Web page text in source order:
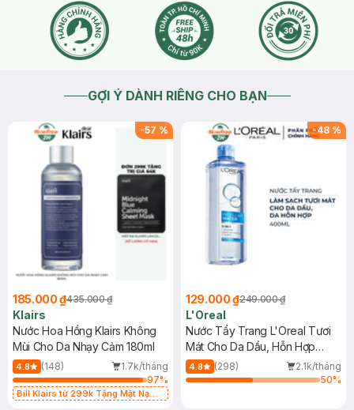
GỢI Ý DÀNH RIÊNG CHO BẠN
-57 %
185.000 ₫435.000 ₫
Klairs
Nước Hoa Hồng Klairs Không
Mùi Cho Da Nhạy Cảm 180ml
4.8 (148)
1.7k/tháng
97%
Bill Klairs từ 299k Tặng Mặt Nạ
-48 %
129.000 ₫249.000 ₫
L'Oreal
Nước Tẩy Trang L'Oreal Tươi
Mát Cho Da Dầu, Hỗn Hợp
400ml
4.8 (298)
2.1k/tháng
50%